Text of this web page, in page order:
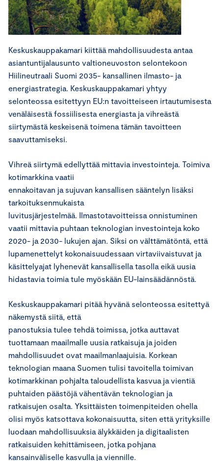
Keskuskauppakamari kiittää mahdollisuudesta antaa
asiantuntijalausunto valtioneuvoston selontekoon
Hiilineutraali Suomi 2035- kansallinen ilmasto- ja
energiastrategia. Keskuskauppakamari yhtyy
selonteossa esitettyyn EU:n tavoitteiseen irtautumisesta
venäläisestä fossiilisesta energiasta ja vihreästä
siirtymästä keskeisenä toimena tämän tavoitteen
saavuttamiseksi.
Vihreä siirtymä edellyttää mittavia investointeja. Toimiva
kotimarkkina vaatii
ennakoitavan ja sujuvan kansallisen sääntelyn lisäksi
tarkoituksenmukaista
luvitusjärjestelmää. Ilmastotavoitteissa onnistuminen
vaatii mittavia puhtaan teknologian investointeja koko
2020- ja 2030- lukujen ajan. Siksi on välttämätöntä, että
lupamenettelyt kokonaisuudessaan virtaviivaistuvat ja
käsittelyajat lyhenevät kansallisella tasolla eikä uusia
hidastavia toimia tule myöskään EU-lainsäädännöstä.
Keskuskauppakamari pitää hyvänä selonteossa esitettyä
näkemystä siitä, että
panostuksia tulee tehdä toimissa, jotka auttavat
tuottamaan maailmalle uusia ratkaisuja ja joiden
mahdollisuudet ovat maailmanlaajuisia. Korkean
teknologian maana Suomen tulisi tavoitella toimivan
kotimarkkinan pohjalta taloudellista kasvua ja vientiä
puhtaiden päästöjä vähentävän teknologian ja
ratkaisujen osalta. Yksittäisten toimenpiteiden ohella
olisi myös katsottava kokonaisuutta, siten että yrityksille
luodaan mahdollisuuksia älykkäiden ja digitaalisten
ratkaisuiden kehittämiseen, jotka pohjana
kansainväliselle kasvulla ja viennille.